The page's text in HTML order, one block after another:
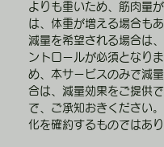
よりも重いため、筋肉量
は、体重が増える場合もあ
減量を希望される場合は
ントロールが必須となり
め、本サービスのみで​減
合は、減量効果をご提供
で、ご承知おきください
化を確約するものではあり